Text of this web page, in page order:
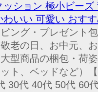
ッション 極小ビー
わいい 可愛い おす
ング・プレゼント
老の日、お中元、
型商品の梱包・荷
ト、ベッドなど）
30代 40代 50代 60